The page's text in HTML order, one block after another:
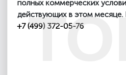
полных коммерческих
действующих в этом месяце.
+7 (499) 372-05-76